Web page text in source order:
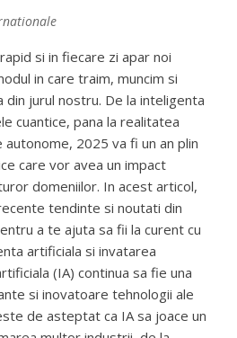
si in fiecare zi apar noi
in care traim, muncim si
din jurul nostru. De la inteligenta
cuantice, pana la realitatea
2025 va fi un an plin
care vor avea un impact
domeniilor. In acest articol,
tendinte si noutati din
a te ajuta sa fii la curent cu
artificiala si invatarea
(IA) continua sa fie una
si inovatoare tehnologii ale
de asteptat ca IA sa joace un